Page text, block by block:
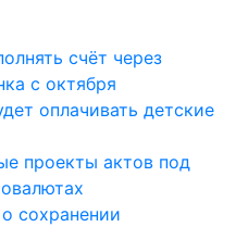
счёт через
с октября
оплачивать детские
проекты актов под
сохранении